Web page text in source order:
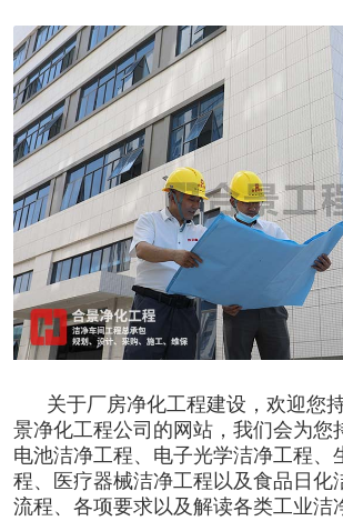
关于厂房净化工程建设，欢迎您
景净化工程公司 的网站，我们会为您
电池洁净工程、 电子光学洁净工程、
程、 医疗器械洁净工程 以及食品日化
流程、各项要求以及解读各类工业洁